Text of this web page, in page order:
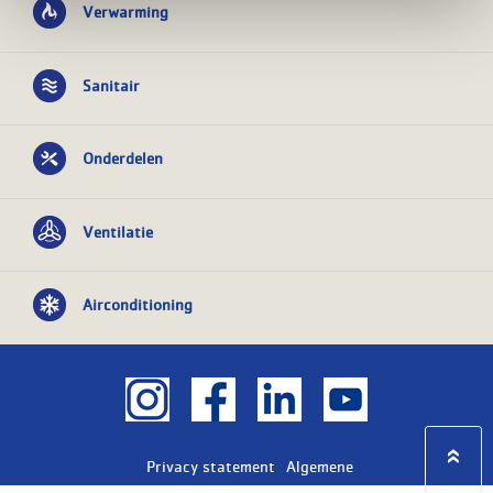
Verwarming
Sanitair
Onderdelen
Ventilatie
Airconditioning
Privacy statement
Algemene